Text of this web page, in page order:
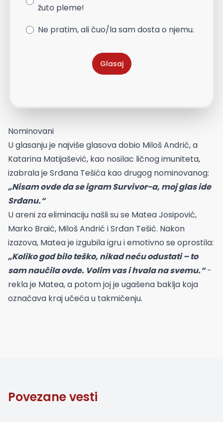
žuto pleme!
Ne pratim, ali čuo/la sam dosta o njemu.
Glasaj
Nominovani
U glasanju je najviše glasova dobio Miloš Andrić, a
Katarina Matijašević, kao nosilac ličnog imuniteta,
izabrala je Srđana Tešića kao drugog nominovanog:
„Nisam ovde da se igram Survivor-a, moj glas ide
Srđanu.“
U areni za eliminaciju našli su se Matea Josipović,
Marko Braić, Miloš Andrić i Srđan Tešić. Nakon
izazova, Matea je izgubila igru i emotivno se oprostila:
„Koliko god bilo teško, nikad neću odustati – to
sam naučila ovde. Volim vas i hvala na svemu.“-
rekla je Matea, a potom joj je ugašena baklja koja
označava kraj učeća u takmičenju.
Povezane vesti